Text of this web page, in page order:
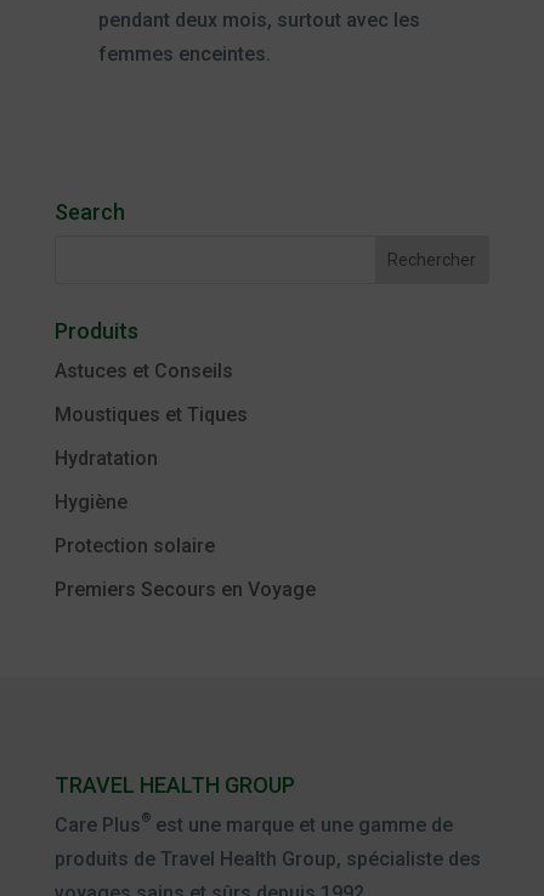
pendant deux mois, surtout avec les
femmes enceintes.
Search
Produits
Astuces et Conseils
Moustiques et Tiques
Hydratation
Hygiène
Protection solaire
Premiers Secours en Voyage
TRAVEL HEALTH GROUP
Care Plus®est une marque et une gamme de
produits de Travel Health Group, spécialiste des